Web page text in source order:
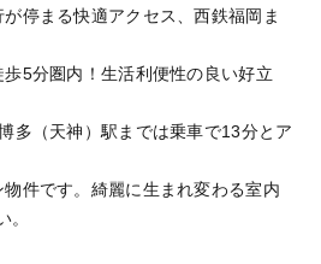
が停まる快適アクセス、西鉄福岡ま
5分圏内！生活利便性の良い好立
多（天神）駅までは乗車で13分とア
件です。綺麗に生まれ変わる室内
。